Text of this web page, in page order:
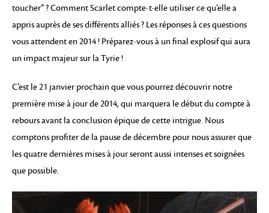
toucher” ? Comment Scarlet compte-t-elle utiliser ce qu’elle a
appris auprès de ses différents alliés ? Les réponses à ces questions
vous attendent en 2014 ! Préparez-vous à un final explosif qui aura
un impact majeur sur la Tyrie !
C’est le 21 janvier prochain que vous pourrez découvrir notre
première mise à jour de 2014, qui marquera le début du compte à
rebours avant la conclusion épique de cette intrigue. Nous
comptons profiter de la pause de décembre pour nous assurer que
les quatre dernières mises à jour seront aussi intenses et soignées
que possible.